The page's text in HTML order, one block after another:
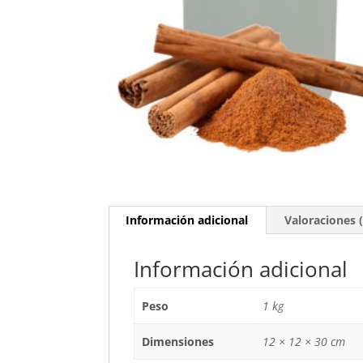
Información adicional Valoraciones
Información adicional
Peso 1 kg
Dimensiones 12 × 12 × 30 cm